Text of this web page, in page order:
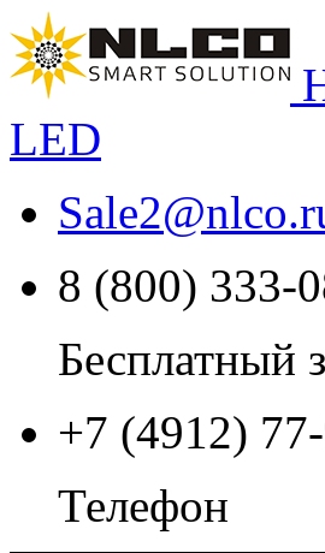
LED
Sale2@
8 (800) 333-
Бесплатный
+7 (4912)
Телефон